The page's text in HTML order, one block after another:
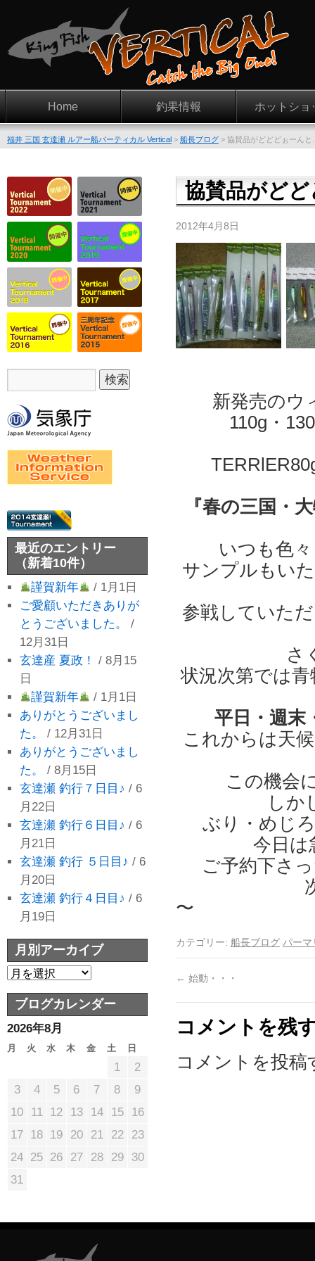
Home 釣果情報 ホットショ
福井 三国 玄達瀬 ルアー船バーティカル Vertical > 船長ブログ > 協賛品がどどどぉーん
協賛品がど
2012年4月8日
新発売のウ
110g・
『春の三国・
いつも色
サンプルもい
参戦していた
さ
状況次第では
平日・週末
これからは天
この機会
しか
ぶり・めじ
今日は
ご予約下さ
〜
カテゴリー: 船長ブログ パーマ
← 始動・・・
コメントを残
コメントを投稿
最近のエントリー
（新着10件）
謹賀新年
/ 1月1日
ご愛顧いただきありが
とうございました。
/
12月31日
玄達産 夏政！
/ 8月15
日
謹賀新年
/ 1月1日
ありがとうございまし
た。
/ 12月31日
ありがとうございまし
た。
/ 8月15日
玄達瀬 釣行７日目♪ / 6
月22日
玄達瀬 釣行６日目♪ / 6
月21日
玄達瀬 釣行 ５日目♪ / 6
月20日
玄達瀬 釣行４日目♪ / 6
月19日
月別アーカイブ
ブログカレンダー
2026年8月
月 火 水 木 金 土 日
1
2
3
4 5 6 7 8
9
10
11 12 13 14 15
16
17 18 19 20 21 22
23
24 25 26 27 28 29
30
31